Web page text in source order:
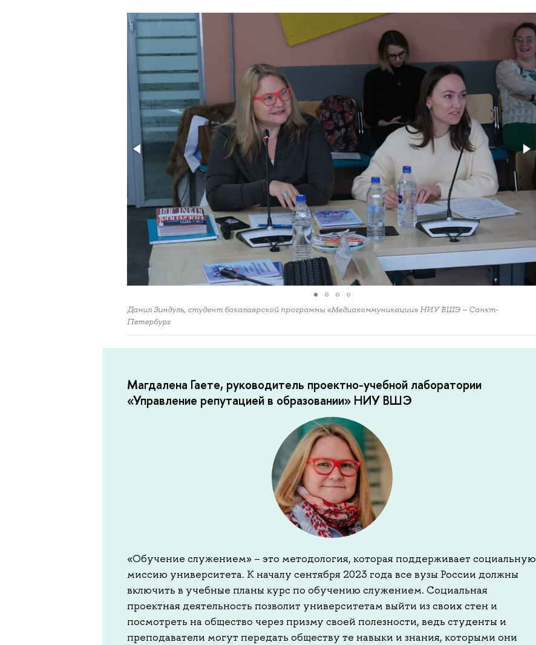
Данил Зиндуль, студент бакалаврской программы «Медиакоммуникации» НИУ ВШЭ – Санкт-
Петербург
Магдалена Гаете, руководитель проектно-учебной лаборатории
«Управление репутацией в образовании» НИУ ВШЭ
«Обучение служением» – это методология, которая поддерживает социальную
миссию университета. К началу сентября 2023 года все вузы России должны
включить в учебные планы курс по обучению служением. Социальная
проектная деятельность позволит университетам выйти из своих стен и
посмотреть на общество через призму своей полезности, ведь студенты и
преподаватели могут передать обществу те навыки и знания, которыми они